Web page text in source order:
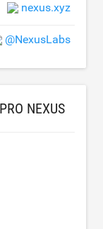
nexus.xyz
@NexusLabs
NEXUS